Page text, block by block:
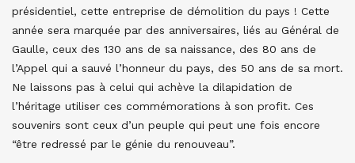
présidentiel, cette entreprise de démolition du pays ! Cette
année sera marquée par des anniversaires, liés au Général de
Gaulle, ceux des 130 ans de sa naissance, des 80 ans de
l’Appel qui a sauvé l’honneur du pays, des 50 ans de sa mort.
Ne laissons pas à celui qui achève la dilapidation de
l’héritage utiliser ces commémorations à son profit. Ces
souvenirs sont ceux d’un peuple qui peut une fois encore
“être redressé par le génie du renouveau”.